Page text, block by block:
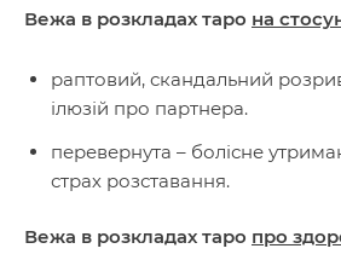
Вежа в розкладах таро на
раптовий, скандальний
ілюзій про партнера.
перевернута – болісне
страх розставання.
Вежа в розкладах таро про